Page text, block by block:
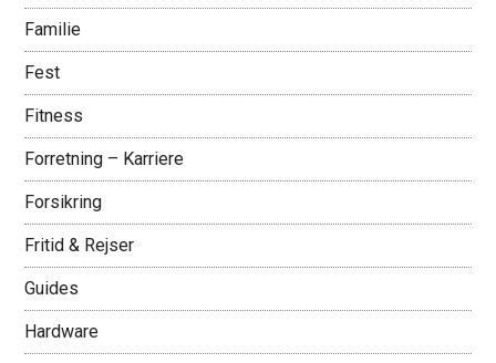
Familie
Fest
Fitness
Forretning – Karriere
Forsikring
Fritid & Rejser
Guides
Hardware